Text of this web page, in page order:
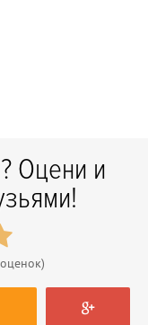
Оцени и
оценок)